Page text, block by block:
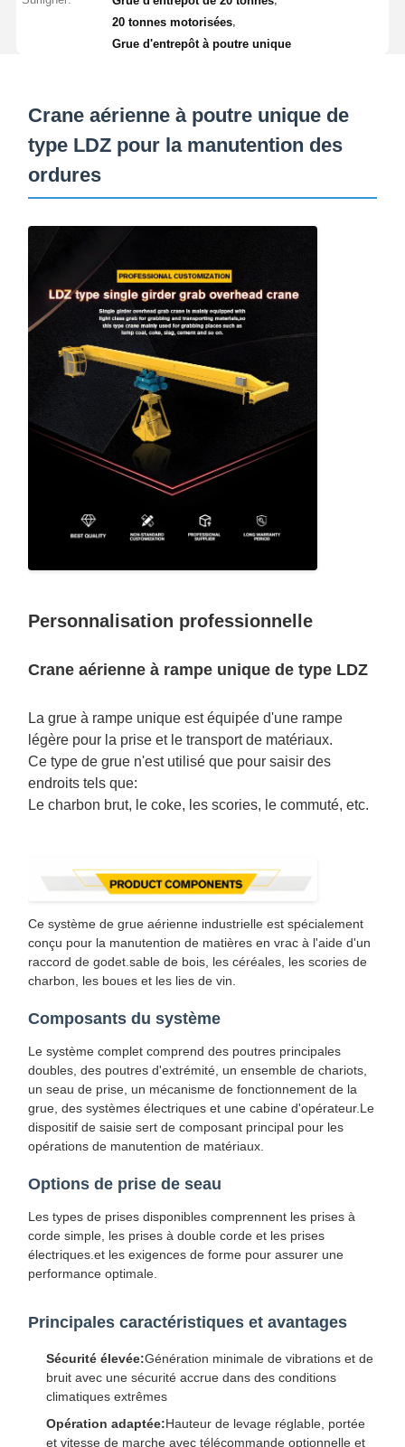
Bloc de poulie de grue
Moteur à engrenages et frein
Hisser
Appareils de levage
Accessoires de grue
20 tonnes motorisées
Grue d'entrepôt à poutre unique
Crane aérienne à poutre unique de
type LDZ pour la manutention des
ordures
Personnalisation professionnelle
Crane aérienne à rampe unique de type LDZ
La grue à rampe unique est équipée d'une rampe
légère pour la prise et le transport de matériaux.
Ce type de grue n'est utilisé que pour saisir des
endroits tels que:
Le charbon brut, le coke, les scories, le commuté, etc.
Ce système de grue aérienne industrielle est spécialement
conçu pour la manutention de matières en vrac à l'aide d'un
raccord de godet.sable de bois, les céréales, les scories de
charbon, les boues et les lies de vin.
Composants du système
Le système complet comprend des poutres principales
doubles, des poutres d'extrémité, un ensemble de chariots,
un seau de prise, un mécanisme de fonctionnement de la
grue, des systèmes électriques et une cabine d'opérateur.Le
dispositif de saisie sert de composant principal pour les
opérations de manutention de matériaux.
Options de prise de seau
Les types de prises disponibles comprennent les prises à
corde simple, les prises à double corde et les prises
électriques.et les exigences de forme pour assurer une
performance optimale.
Principales caractéristiques et avantages
Sécurité élevée:Génération minimale de vibrations et de
bruit avec une sécurité accrue dans des conditions
climatiques extrêmes
Opération adaptée:Hauteur de levage réglable, portée
et vitesse de marche avec télécommande optionnelle et